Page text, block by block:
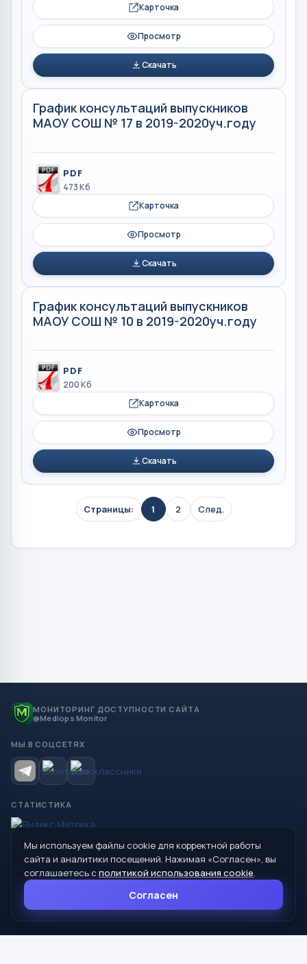
Карточка
Просмотр
Скачать
График консультаций выпускников
МАОУ СОШ № 17 в 2019-2020уч.году
PDF
473 Кб
Карточка
Просмотр
Скачать
График консультаций выпускников
МАОУ СОШ № 10 в 2019-2020уч.году
PDF
200 Кб
Карточка
Просмотр
Скачать
Страницы: 1 2 След.
МОНИТОРИНГ ДОСТУПНОСТИ САЙТА
@Mediops Monitor
МЫ В СОЦСЕТЯХ
СТАТИСТИКА
© 2026 Управление образования Администрации МО
Сухой Лог
624800, Свердловская область, г. Сухой Лог, ул. Кирова, дом 7
8 (34373) 4-33-85
Мы используем файлы cookie для корректной работы
сайта и аналитики посещений. Нажимая «Согласен», вы
соглашаетесь с политикой использования cookie.
Согласен